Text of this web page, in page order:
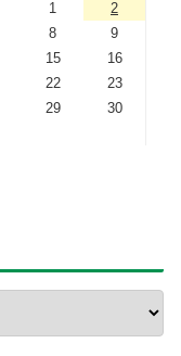
1
2
8
9
15
16
22
23
29
30